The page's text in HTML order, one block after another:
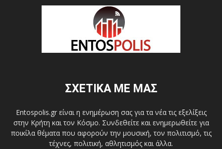
ΣΧΕΤΙΚΑ ΜΕ ΜΑΣ
Entospolis.gr είναι η ενημέρωση σας για τα νέα τις εξελίξεις
στην Κρήτη και τον Κόσμο. Συνδεθείτε και ενημερωθείτε για
ποικίλα θέματα που αφορούν την μουσική, τον πολιτισμό, τις
τέχνες, πολιτική, αθλητισμός και άλλα.